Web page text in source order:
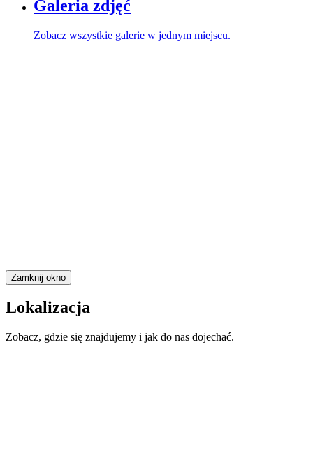
Galeria zdjęć
Zobacz wszystkie galerie w jednym miejscu.
Zamknij okno
Lokalizacja
Zobacz, gdzie się znajdujemy i jak do nas dojechać.